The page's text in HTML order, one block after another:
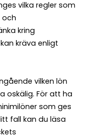
vilka regler som
och
kring
kräva enligt
vilken lön
oskälig. För att ha
som ges
fall kan du läsa